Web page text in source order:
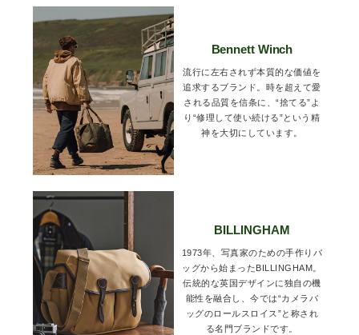
Bennett Winch
流行に左右されず本質的な価値を
追求するブランド。時を超えて愛
される品質を信条に、“捨てる”よ
り“修理して使い続ける”という精
神を大切にしています。
BILLINGHAM
1973年、写真家のための手作りバ
ッグから始まったBILLINGHAM。
伝統的な英国デザインに独自の機
能性を融合し、今では“カメラバ
ッグのロールスロイス”と称され
る名門ブランドです。